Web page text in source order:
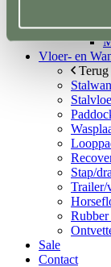
Vloer- en
Terug
Stap/
Trailer/
Sale
Contact